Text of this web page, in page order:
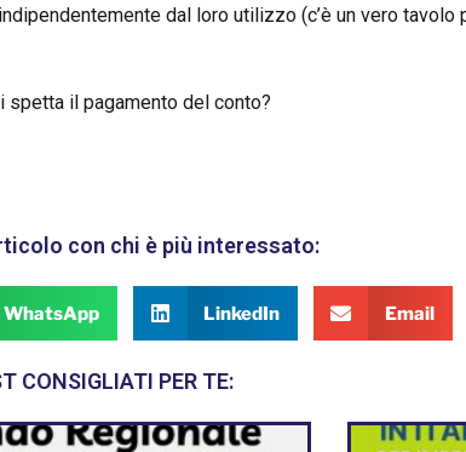
dal loro utilizzo (c’è un vero
spetta il pagamento del conto?
con chi è più interessato:
WhatsApp LinkedIn Email
CONSIGLIATI PER TE: